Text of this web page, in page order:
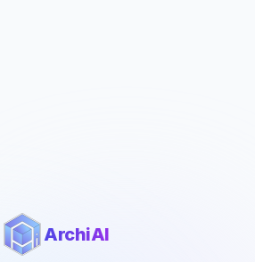
ArchiAI